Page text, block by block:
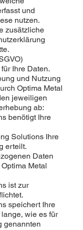
und
nutzen.
zusätzliche
Ihre Daten.
und Nutzung
Optima Metal
jeweiligen
ab:
benötigt Ihre
Solutions Ihre
erteilt.
Daten
Metal
ist zur
speichert Ihre
wie es für
genannten